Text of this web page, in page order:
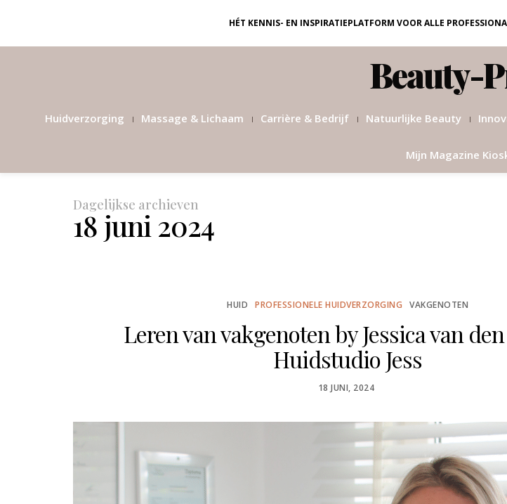
HÉT KENNIS- EN INSPIRATIEPLATFORM VOOR ALLE
Beauty-
Huidverzorging Massage & Lichaam Carrière & Bedrijf Natuurlijke Beauty
Mijn Magazine
Dagelijkse archieven
18 juni 2024
HUID PROFESSIONELE HUIDVERZORGING VAKGENOTEN
Leren van vakgenoten by Jessica van
Huidstudio Jess
POSTED
18 JUNI, 2024